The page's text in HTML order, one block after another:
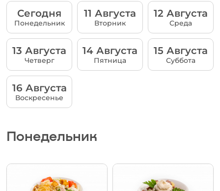
Сегодня
Понедельник
11 Августа
Вторник
12 Августа
Среда
13 Августа
Четверг
14 Августа
Пятница
15 Августа
Суббота
16 Августа
Воскресенье
Понедельник